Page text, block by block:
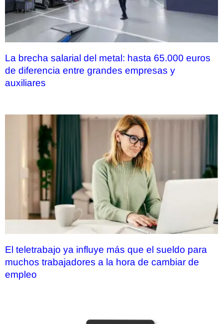
La brecha salarial del metal: hasta 65.000 euros
de diferencia entre grandes empresas y
auxiliares
El teletrabajo ya influye más que el sueldo para
muchos trabajadores a la hora de cambiar de
empleo